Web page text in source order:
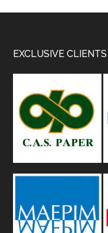
Footer
EXCLUSIVE CLIENTS